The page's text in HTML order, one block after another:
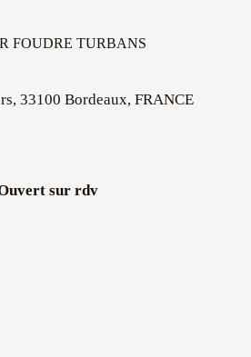
FOUDRE TURBANS
33100 Bordeaux, FRANCE
sur rdv